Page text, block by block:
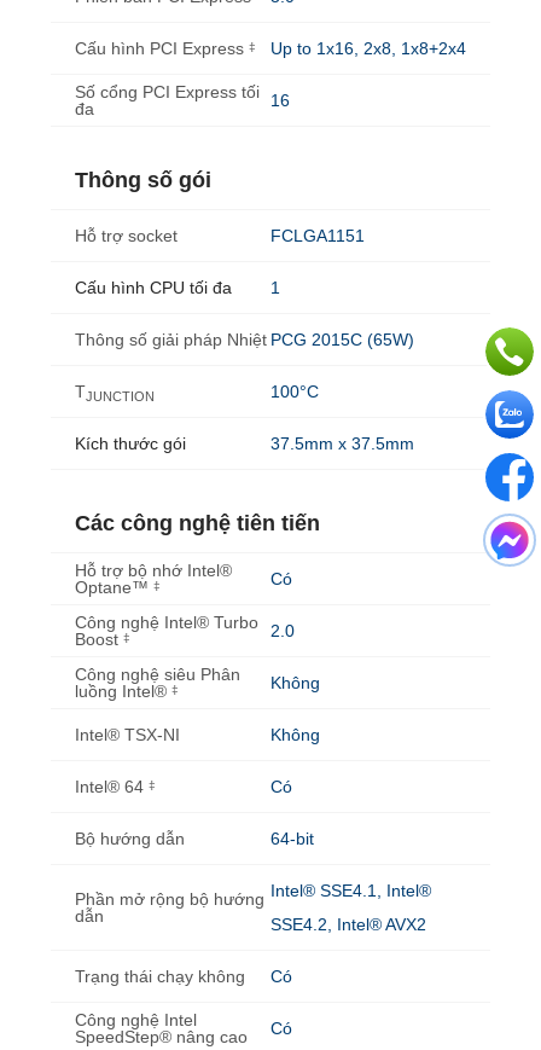
Cấu hình PCI Express ‡ Up to 1x16, 2x8, 1x8+2x4
Số cổng PCI Express tối
đa
16
Thông số gói
Hỗ trợ socket FCLGA1151
Cấu hình CPU tối đa 1
Thông số giải pháp Nhiệt PCG 2015C (65W)
TJUNCTION 100°C
Kích thước gói 37.5mm x 37.5mm
Các công nghệ tiên tiến
Hỗ trợ bộ nhớ Intel®
Optane™ ‡ Có
Công nghệ Intel® Turbo
Boost ‡ 2.0
Công nghệ siêu Phân
luồng Intel® ‡ Không
Intel® TSX-NI Không
Intel® 64 ‡ Có
Bộ hướng dẫn 64-bit
Phần mở rộng bộ hướng
dẫn
Intel® SSE4.1, Intel®
SSE4.2, Intel® AVX2
Trạng thái chạy không Có
Công nghệ Intel
SpeedStep® nâng cao
Có